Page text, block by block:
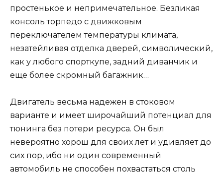
простенькое и непримечательное. Безликая
консоль торпедо с движковым
переключателем температуры климата,
незатейливая отделка дверей, символический,
как у любого спорткупе, задний диванчик и
еще более скромный багажник…
Двигатель весьма надежен в стоковом
варианте и имеет широчайший потенциал для
тюнинга без потери ресурса. Он был
невероятно хорош для своих лет и удивляет до
сих пор, ибо ни один современный
автомобиль не способен похвастаться столь